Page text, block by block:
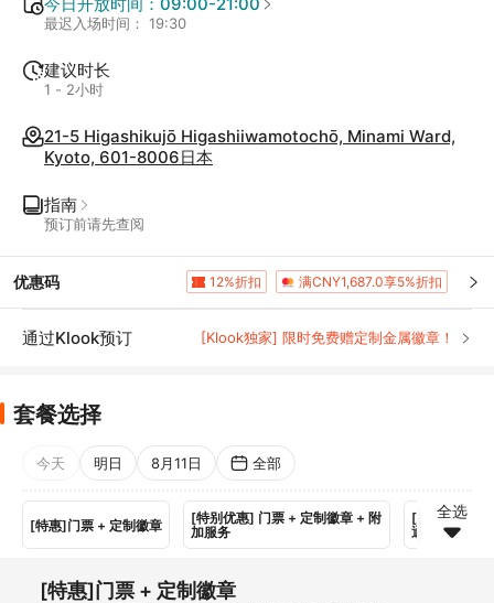
最迟入场时间： 19:30
建议时长
1 - 2小时
21-5 Higashikujō Higashiiwamotochō, Minami Ward,
Kyoto, 601-8006日本
指南
预订前请先查阅
优惠码 12%折扣 满CNY1,687.0享5%折扣
通过Klook预订 [Klook独家] 限时免费赠定制金属徽章！
套餐选择
今天 明日 8月11日 全部
[特惠]门票 + 定制徽章
[特别优惠] 门票 + 定制徽章 + 附
加服务
[特别优惠]门
通
全选
[特惠]门票 + 定制徽章